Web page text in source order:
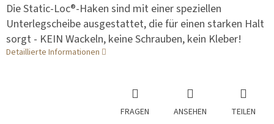
Die Static-Loc®-Haken sind mit einer speziellen
Unterlegscheibe ausgestattet, die für einen starken Halt
sorgt - KEIN Wackeln, keine Schrauben, kein Kleber!
Detaillierte Informationen
FRAGEN ANSEHEN TEILEN